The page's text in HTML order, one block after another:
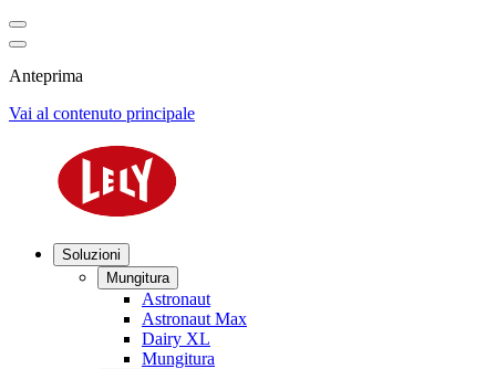
Anteprima
Vai al contenuto principale
Soluzioni
Mungitura
Astronaut
Astronaut Max
Dairy XL
Mungitura